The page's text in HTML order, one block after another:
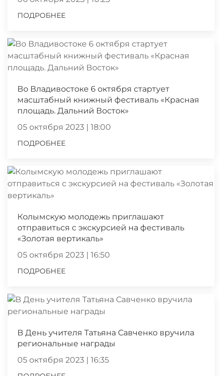
ПОДРОБНЕЕ
Во Владивостоке 6 октября стартует
масштабный книжный фестиваль «Красная
площадь. Дальний Восток»
05 октября 2023 | 18:00
ПОДРОБНЕЕ
Колымскую молодежь приглашают
отправиться с экскурсией на фестиваль
«Золотая вертикаль»
05 октября 2023 | 16:50
ПОДРОБНЕЕ
В День учителя Татьяна Савченко вручила
региональные награды
05 октября 2023 | 16:35